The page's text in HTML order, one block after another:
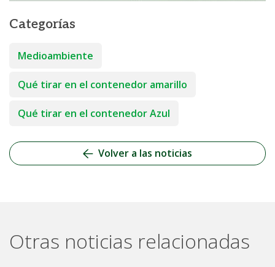
Categorías
Medioambiente
Qué tirar en el contenedor amarillo
Qué tirar en el contenedor Azul
Volver a las noticias
Otras noticias relacionadas